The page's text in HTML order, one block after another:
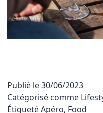
Publié le30/06/2023
Catégorisé comme
ÉtiquetéApéro, Food